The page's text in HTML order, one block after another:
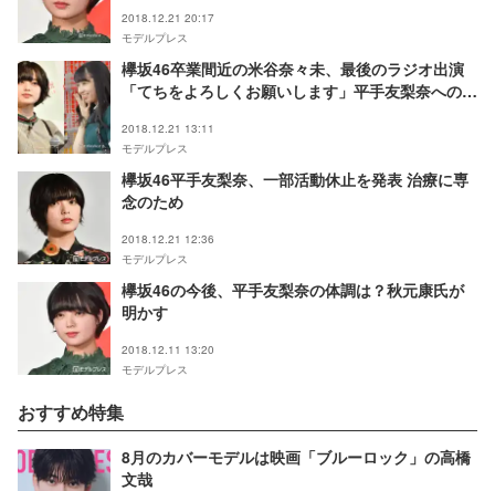
2018.12.21 20:17
モデルプレス
欅坂46卒業間近の米谷奈々未、最後のラジオ出演
「てちをよろしくお願いします」平手友梨奈への思
2018.12.21 13:11
モデルプレス
欅坂46平手友梨奈、一部活動休止を発表 治療に専
念のため
2018.12.21 12:36
モデルプレス
欅坂46の今後、平手友梨奈の体調は？秋元康氏が
明かす
2018.12.11 13:20
モデルプレス
おすすめ特集
8月のカバーモデルは映画「ブルーロック」の高橋
文哉